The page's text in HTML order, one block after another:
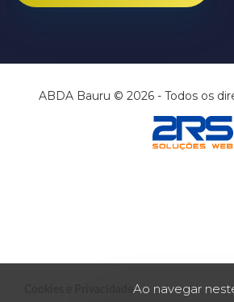
ABDA Bauru © 2026 - Todos os
Ao navegar